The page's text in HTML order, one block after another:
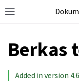
Berkas
Added in version